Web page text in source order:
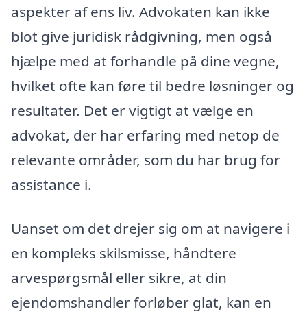
aspekter af ens liv. Advokaten kan ikke
blot give juridisk rådgivning, men også
hjælpe med at forhandle på dine vegne,
hvilket ofte kan føre til bedre løsninger og
resultater. Det er vigtigt at vælge en
advokat, der har erfaring med netop de
relevante områder, som du har brug for
assistance i.
Uanset om det drejer sig om at navigere i
en kompleks skilsmisse, håndtere
arvespørgsmål eller sikre, at din
ejendomshandler forløber glat, kan en